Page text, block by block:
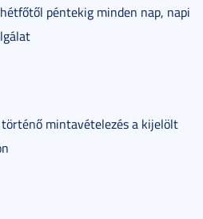
péntekig minden nap, napi
mintavételezés a kijelölt